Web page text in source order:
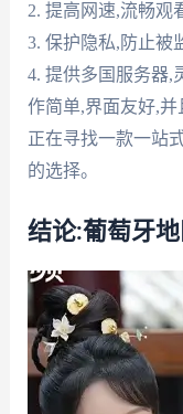
2. 提高网速,流畅观
3. 保护隐私,防止被
4. 提供多国服务器,
作简单,界面友好,
正在寻找一款一站
的选择。
结论:葡萄牙